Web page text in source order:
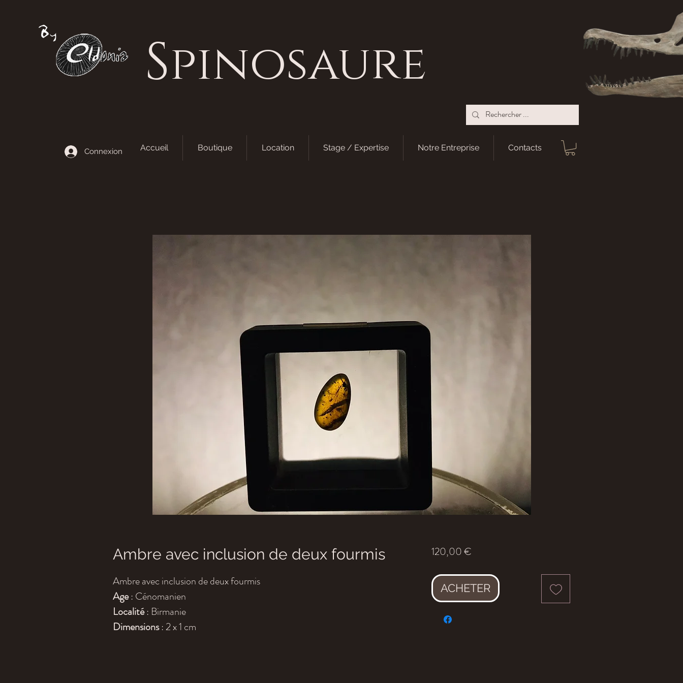
Spinosaure
Connexion Accueil Boutique Location Stage / Expertise Notre Entreprise Contacts
Ambre avec inclusion de deux fourmis
Ambre avec inclusion de deux fourmis
Age: Cénomanien
Localité: Birmanie
Dimensions: 2 x 1 cm
120,00 €Prix
ACHETER